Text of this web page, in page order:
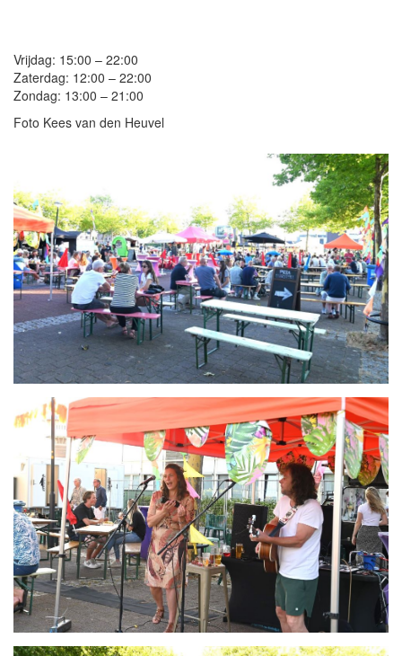
Vrijdag: 15:00 – 22:00
Zaterdag: 12:00 – 22:00
Zondag: 13:00 – 21:00
Foto Kees van den Heuvel